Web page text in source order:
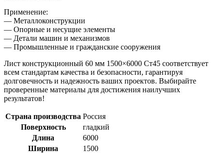
Применение:
— Металлоконструкции
— Опорные и несущие элементы
— Детали машин и механизмов
— Промышленные и гражданские сооружения
Лист конструкционный 60 мм 1500×6000 Ст45 соответствует
всем стандартам качества и безопасности, гарантируя
долговечность и надежность ваших проектов. Выбирайте
проверенные материалы для достижения наилучших
результатов!
Страна производства Россия
Поверхность
гладкий
Длина
6000
Ширина
1500